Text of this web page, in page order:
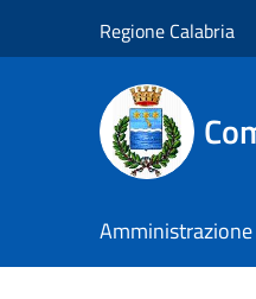
Regione Calabria
Amministrazione